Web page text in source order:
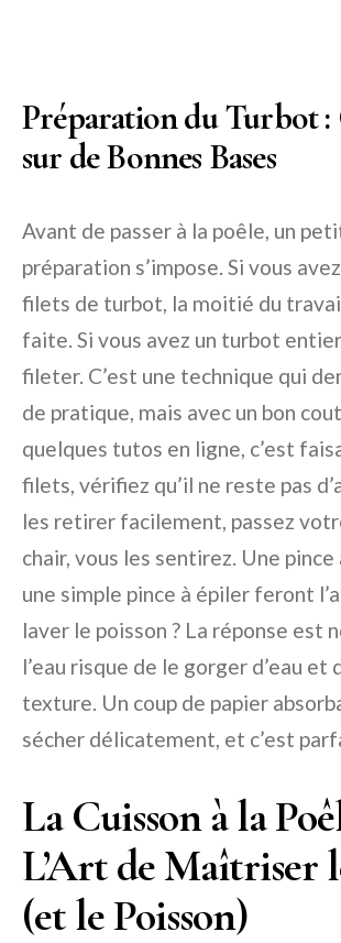
Préparation du Turbot :
sur de Bonnes Bases
Avant de passer à la poêle, un
préparation s’impose. Si vous
filets de turbot, la moitié du
faite. Si vous avez un turbot
fileter. C’est une technique qui
de pratique, mais avec un bon
quelques tutos en ligne, c’est
filets, vérifiez qu’il ne reste pas
les retirer facilement, passez
chair, vous les sentirez. Une pince
une simple pince à épiler feront
laver le poisson ? La réponse est
l’eau risque de le gorger d’eau et
texture. Un coup de papier
sécher délicatement, et c’est
La Cuisson à la
L’Art de Maîtriser
(et le Poisson)